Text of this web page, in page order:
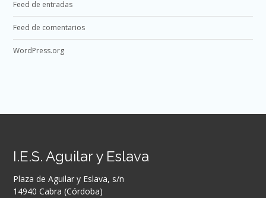
Feed de entradas
Feed de comentarios
WordPress.org
I.E.S. Aguilar y Eslava
Plaza de Aguilar y Eslava, s/n
14940 Cabra (Córdoba)